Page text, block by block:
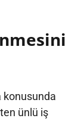
konusunda
ünlü iş